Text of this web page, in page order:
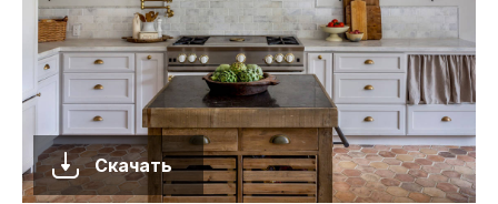
Скачать